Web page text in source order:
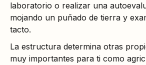
laboratorio o realizar una
mojando un puñado de tierra y
tacto.
La estructura determina otras
muy importantes para ti como